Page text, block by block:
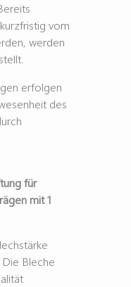
vom
werden
erfolgen
des
für
mit 1
Bleche